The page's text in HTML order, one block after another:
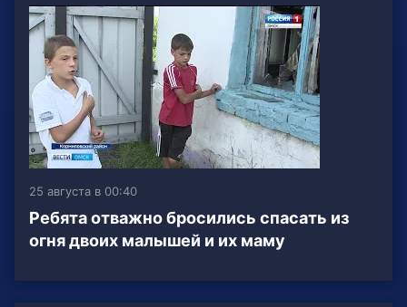
25 августа в 00:40
Ребята отважно бросились спасать из
огня двоих малышей и их маму